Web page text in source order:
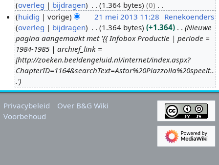
1
3
overleg
bijdragen 1.364 bytes
0
G
e
e
n
b
e
w
e
huidig vorige 21 mei 2013 11:28 Renekoenders
overleg
bijdragen 1.364 bytes +1.364
Nieuwe
pagina aangemaakt met '{{ Infobox Productie | periode =
1984-1985 | archief_link =
[http://zoeken.beeldengeluid.nl/internet/index.aspx?
ChapterID=1164&searchText=Astor%20Piazzolla%20speelt..
.'
Privacybeleid
Over B&G Wiki
Voorbehoud